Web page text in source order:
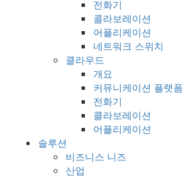
전화기
콜라보레이션
어플리케이션
네트워크 스위치
클라우드
개요
커뮤니케이션 플랫폼
전화기
콜라보레이션
어플리케이션
솔루션
비즈니스 니즈
산업